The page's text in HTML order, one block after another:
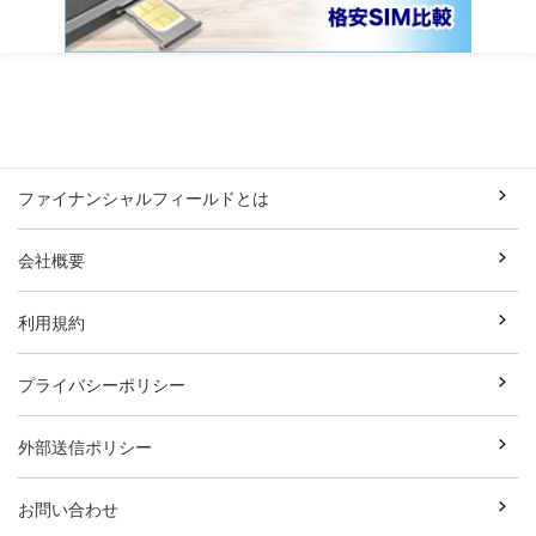
ファイナンシャルフィールドとは
会社概要
利用規約
プライバシーポリシー
外部送信ポリシー
お問い合わせ